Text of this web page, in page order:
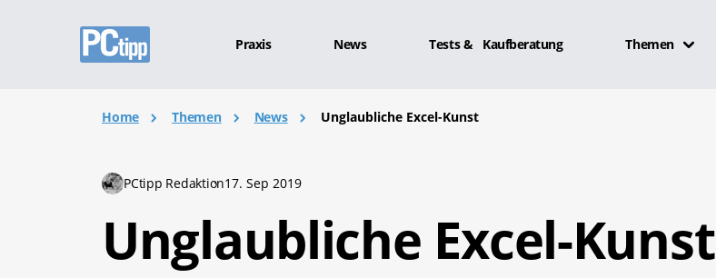
Praxis News Tests & Kaufberatung Themen
Home Themen News Unglaubliche Excel-Kunst
PCtipp Redaktion17. Sep 2019
Unglaubliche Excel-Kunst